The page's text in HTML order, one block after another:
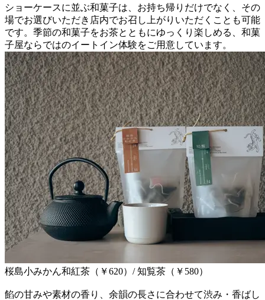
ショーケースに並ぶ和菓子は、お持ち帰りだけでなく、その
場でお選びいただき店内でお召し上がりいただくことも可能
です。季節の和菓子をお茶とともにゆっくり楽しめる、和菓
子屋ならではのイートイン体験をご用意しています。
桜島小みかん和紅茶（￥620）/ 知覧茶（￥580）
餡の甘みや素材の香り、余韻の長さに合わせて渋み・香ばし